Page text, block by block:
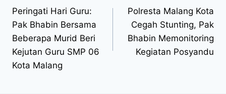
Peringati Hari Guru:
Pak Bhabin Bersama
Beberapa Murid Beri
Kejutan Guru SMP 06
Kota Malang
Polresta Malang Kota
Cegah Stunting, Pak
Bhabin Memonitoring
Kegiatan Posyandu